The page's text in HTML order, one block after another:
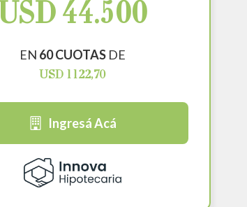
USD 44.500
EN 60 CUOTASDE
USD 1122,70
Ingresá Acá